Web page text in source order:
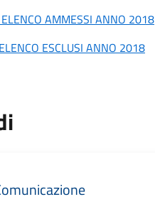
AMMESSI ANNO 2018
ESCLUSI ANNO 2018